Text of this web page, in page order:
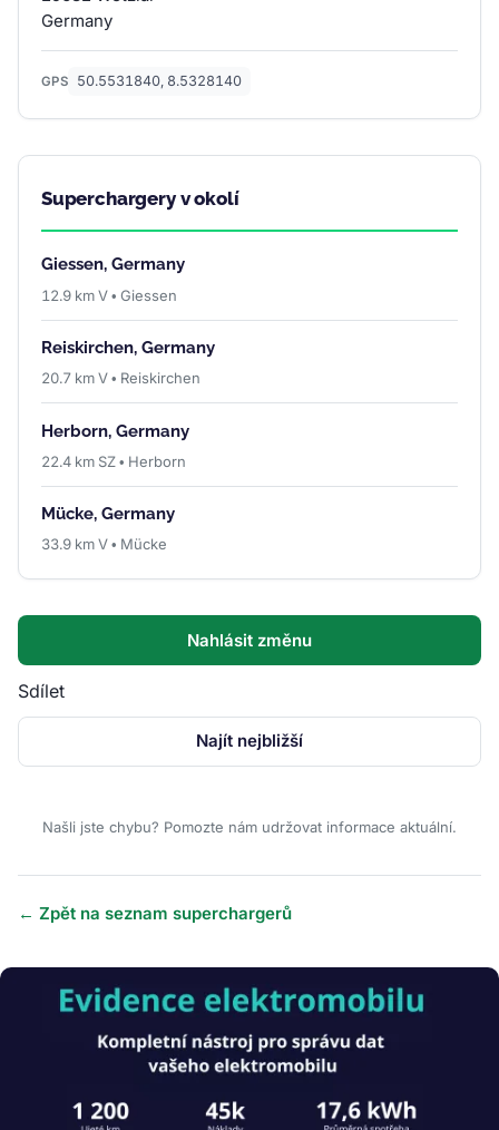
Germany
GPS 50.5531840, 8.5328140
Superchargery v okolí
Giessen, Germany
12.9 km V • Giessen
Reiskirchen, Germany
20.7 km V • Reiskirchen
Herborn, Germany
22.4 km SZ • Herborn
Mücke, Germany
33.9 km V • Mücke
Nahlásit změnu
Sdílet
Najít nejbližší
Našli jste chybu? Pomozte nám udržovat informace aktuální.
← Zpět na seznam superchargerů
Obrázek